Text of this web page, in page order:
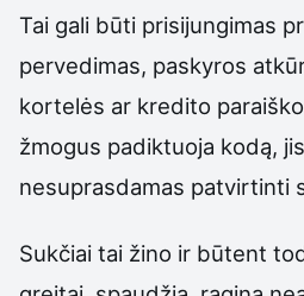
Tai gali būti prisijungimas
pervedimas, paskyros
kortelės ar kredito
žmogus padiktuoja kodą,
nesuprasdamas patvirtinti
Sukčiai tai žino ir būtent